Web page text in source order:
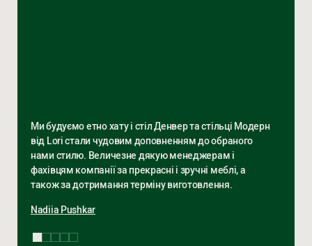
Ми будуємо етно хату і стіл Денвер та стільці Модерн
від Lori стали чудовим доповненням до обраного
нами стилю. Величезне дякую менеджерам і
фахівцям компанії за прекрасні і зручні меблі, а
також за дотримання терміну виготовлення.
Nadiia Pushkar